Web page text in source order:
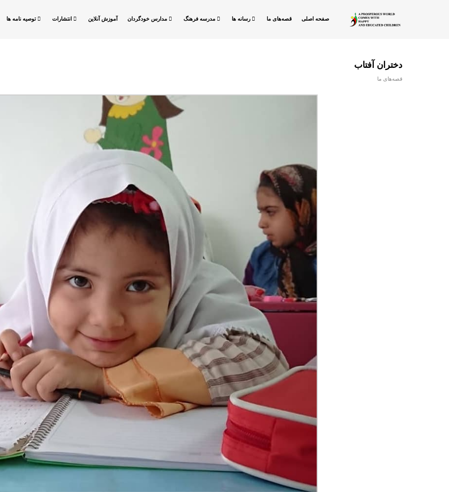
صفحه اصلی قصه‌های ما رسانه ها مدرسه فرهنگ مدارس خودگردان آموزش آنلاین انتشارات توصیه نامه ها
دختران آفتاب
قصه‌های ما